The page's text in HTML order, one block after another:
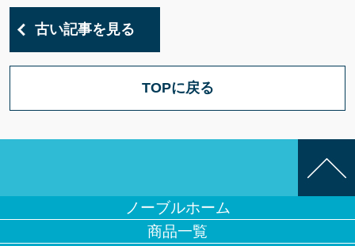
古い記事を見る
TOPに戻る
ノーブルホーム
商品一覧